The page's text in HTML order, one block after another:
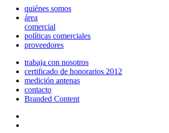
quiénes somos
área
comercial
políticas comerciales
proveedores
trabaja con nosotros
certificado de honorarios 2012
medición antenas
contacto
Branded Content